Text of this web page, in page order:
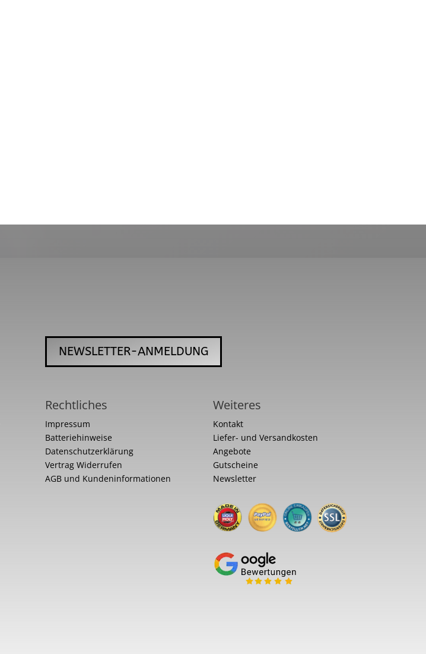
NEWSLETTER-ANMELDUNG
Rechtliches
Impressum
Batteriehinweise
Datenschutzerklärung
Vertrag Widerrufen
AGB und Kundeninformationen
Weiteres
Kontakt
Liefer- und Versandkosten
Angebote
Gutscheine
Newsletter